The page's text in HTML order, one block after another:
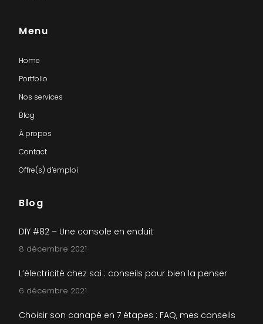
Menu
Home
Portfolio
Nos services
Blog
À propos
Contact
Offre(s) d’emploi
Blog
DIY #82 – Une console en enduit
8 décembre 2021
L’électricité chez soi : conseils pour bien la penser
6 décembre 2021
Choisir son canapé en 7 étapes : FAQ, mes conseils